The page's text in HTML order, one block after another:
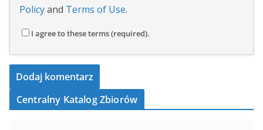
Policyand Terms of Use.
I agree to these terms (required).
Centralny Katalog Zbiorów